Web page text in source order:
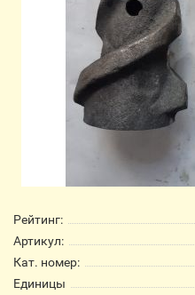
Рейтинг:
Артикул:
Кат. номер:
Единицы